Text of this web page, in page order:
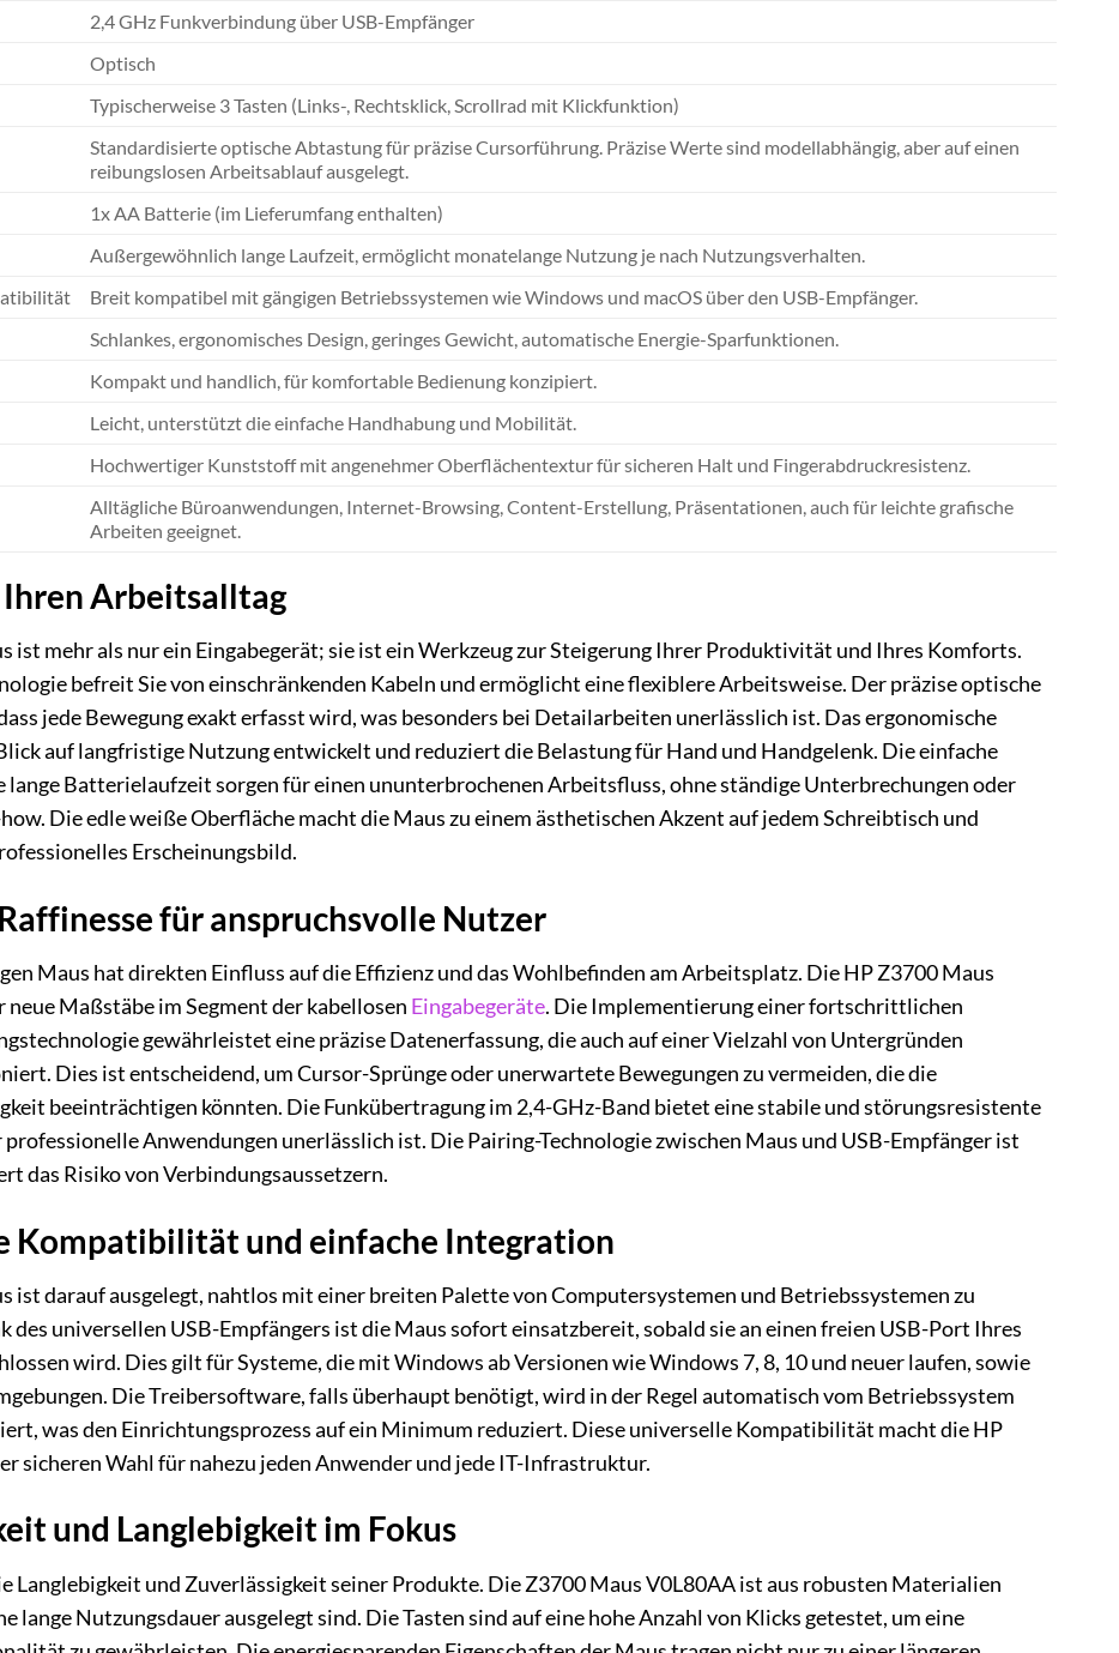
2,4 GHz Funkverbindung über USB-Empfänger
Optisch
Typischerweise 3 Tasten (Links-, Rechtsklick, Scrollrad mit Klickfunktion)
Standardisierte optische Abtastung für präzise Cursorführung. Präzise Werte sind modellabhängig, aber auf einen
reibungslosen Arbeitsablauf ausgelegt.
1x AA Batterie (im Lieferumfang enthalten)
Außergewöhnlich lange Laufzeit, ermöglicht monatelange Nutzung je nach Nutzungsverhalten.
Breit kompatibel mit gängigen Betriebssystemen wie Windows und macOS über den USB-Empfänger.
Schlankes, ergonomisches Design, geringes Gewicht, automatische Energie-Sparfunktionen.
Kompakt und handlich, für komfortable Bedienung konzipiert.
Leicht, unterstützt die einfache Handhabung und Mobilität.
Hochwertiger Kunststoff mit angenehmer Oberflächentextur für sicheren Halt und Fingerabdruckresistenz.
Alltägliche Büroanwendungen, Internet-Browsing, Content-Erstellung, Präsentationen, auch für leichte grafische
Arbeiten geeignet.
Arbeitsalltag
ist mehr als nur ein Eingabegerät; sie ist ein Werkzeug zur Steigerung Ihrer Produktivität und Ihres Komforts.
befreit Sie von einschränkenden Kabeln und ermöglicht eine flexiblere Arbeitsweise. Der präzise optische
jede Bewegung exakt erfasst wird, was besonders bei Detailarbeiten unerlässlich ist. Das ergonomische
auf langfristige Nutzung entwickelt und reduziert die Belastung für Hand und Handgelenk. Die einfache
Batterielaufzeit sorgen für einen ununterbrochenen Arbeitsfluss, ohne ständige Unterbrechungen oder
Die edle weiße Oberfläche macht die Maus zu einem ästhetischen Akzent auf jedem Schreibtisch und
Erscheinungsbild.
für anspruchsvolle Nutzer
Maus hat direkten Einfluss auf die Effizienz und das Wohlbefinden am Arbeitsplatz. Die HP Z3700 Maus
Maßstäbe im Segment der kabellosen Eingabegeräte. Die Implementierung einer fortschrittlichen
gewährleistet eine präzise Datenerfassung, die auch auf einer Vielzahl von Untergründen
Dies ist entscheidend, um Cursor-Sprünge oder unerwartete Bewegungen zu vermeiden, die die
beeinträchtigen könnten. Die Funkübertragung im 2,4-GHz-Band bietet eine stabile und störungsresistente
Anwendungen unerlässlich ist. Die Pairing-Technologie zwischen Maus und USB-Empfänger ist
das Risiko von Verbindungsaussetzern.
Kompatibilität und einfache Integration
ist darauf ausgelegt, nahtlos mit einer breiten Palette von Computersystemen und Betriebssystemen zu
des universellen USB-Empfängers ist die Maus sofort einsatzbereit, sobald sie an einen freien USB-Port Ihres
wird. Dies gilt für Systeme, die mit Windows ab Versionen wie Windows 7, 8, 10 und neuer laufen, sowie
Die Treibersoftware, falls überhaupt benötigt, wird in der Regel automatisch vom Betriebssystem
was den Einrichtungsprozess auf ein Minimum reduziert. Diese universelle Kompatibilität macht die HP
sicheren Wahl für nahezu jeden Anwender und jede IT-Infrastruktur.
und Langlebigkeit im Fokus
Langlebigkeit und Zuverlässigkeit seiner Produkte. Die Z3700 Maus V0L80AA ist aus robusten Materialien
lange Nutzungsdauer ausgelegt sind. Die Tasten sind auf eine hohe Anzahl von Klicks getestet, um eine